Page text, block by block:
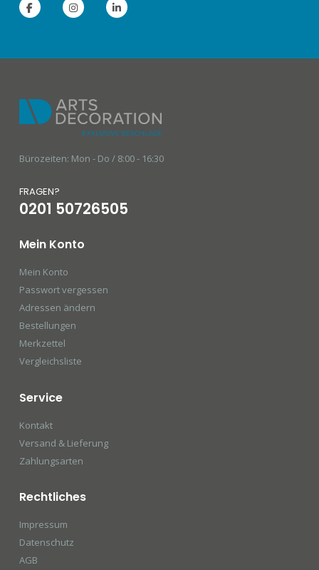
Bürozeiten: Mon - Do / 8:00 - 16:30
FRAGEN?
0201 50726505
Mein Konto
Mein Konto
Passwort vergessen
Adressen ändern
Bestellungen
Merkzettel
Vergleichsliste
Service
Kontakt
Versand & Lieferung
Zahlungsarten
Rechtliches
Impressum
Datenschutz
AGB